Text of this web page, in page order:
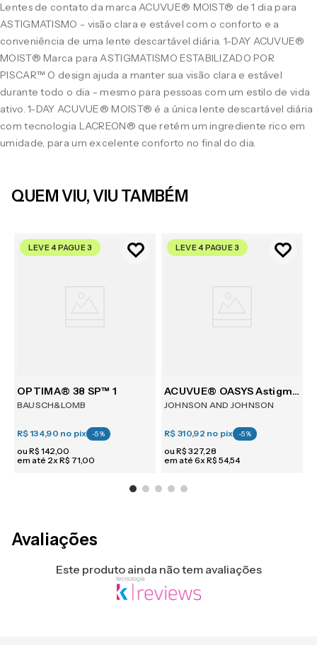
Lentes de contato da marca ACUVUE® MOIST® de 1 dia para
ASTIGMATISMO - visão clara e estável com o conforto e a
conveniência de uma lente descartável diária. 1-DAY ACUVUE®
MOIST® Marca para ASTIGMATISMO ESTABILIZADO POR
PISCAR™ O design ajuda a manter sua visão clara e estável
durante todo o dia - mesmo para pessoas com um estilo de vida
ativo. 1-DAY ACUVUE® MOIST® é a única lente descartável diária
com tecnologia LACREON® que retém um ingrediente rico em
umidade, para um excelente conforto no final do dia.
QUEM VIU, VIU TAMBÉM
LEVE 4 PAGUE 3
OPTIMA® 38 SP™ 1
BAUSCH&LOMB
R$ 134,90 no pix -5%
ou R$ 142,00
em até 2xR$ 71,00
LEVE 4 PAGUE 3
ACUVUE® OASYS Astigmatism 6
JOHNSON AND JOHNSON
R$ 310,92 no pix -5%
ou R$ 327,28
em até 6xR$ 54,54
Avaliações
Este produto ainda não tem avaliações